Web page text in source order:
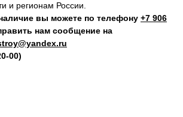
и регионам России.
вы можете по телефону +7 906
нам сообщение на
00)